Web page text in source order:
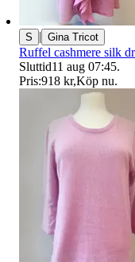
S | Gina Tricot
Ruffel cashmere silk
Sluttid11 aug 07:45.
Pris:918 kr,Köp nu.